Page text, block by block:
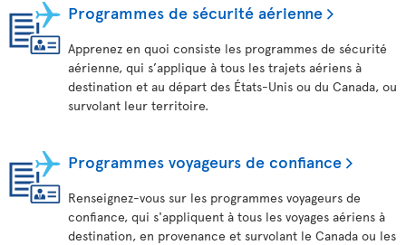
Programmes de sécurité aérienne
Apprenez en quoi consiste les programmes de sécurité
aérienne, qui s’applique à tous les trajets aériens à
destination et au départ des États-Unis ou du Canada, ou
survolant leur territoire.
Programmes voyageurs de confiance
Renseignez-vous sur les programmes voyageurs de
confiance, qui s'appliquent à tous les voyages aériens à
destination, en provenance et survolant le Canada ou les